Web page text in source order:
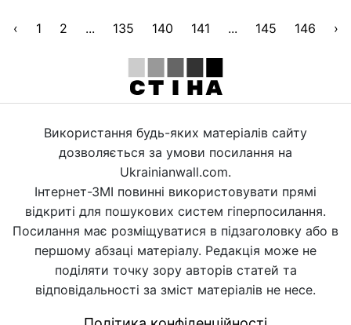
‹ 1 2 ... 135 140 141 ... 145 146 ›
Використання будь-яких матеріалів сайту
дозволяється за умови посилання на
Ukrainianwall.com.
Інтернет-ЗМІ повинні використовувати прямі
відкриті для пошукових систем гіперпосилання.
Посилання має розміщуватися в підзаголовку або в
першому абзаці матеріалу. Редакція може не
поділяти точку зору авторів статей та
відповідальності за зміст матеріалів не несе.